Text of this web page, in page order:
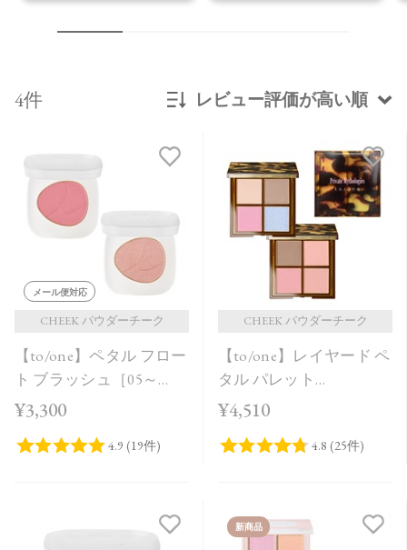
4件 レビュー評価が高い順
発売日順
価格が安い
レビュー評価が高い順
人気順
メール便対応
CHEEK パウダーチーク
【to/one】ペタル フロー
ト ブラッシュ［05～
06］
¥3,300
CHEEK パウダーチーク
【to/one】レイヤード ペ
タル パレット
［EX01,EX02］＜限定品
¥4,510
新商品